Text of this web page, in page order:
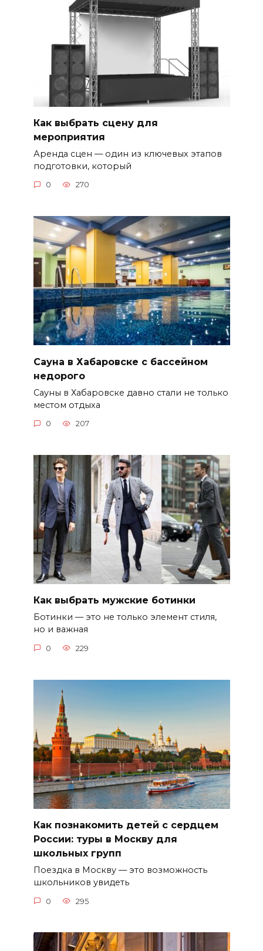
Как выбрать сцену для
мероприятия
Аренда сцен — один из ключевых этапов
подготовки, который
0 270
Сауна в Хабаровске с бассейном
недорого
Сауны в Хабаровске давно стали не только
местом отдыха
0 207
Как выбрать мужские ботинки
Ботинки — это не только элемент стиля,
но и важная
0 229
Как познакомить детей с сердцем
России: туры в Москву для
школьных групп
Поездка в Москву — это возможность
школьников увидеть
0 295